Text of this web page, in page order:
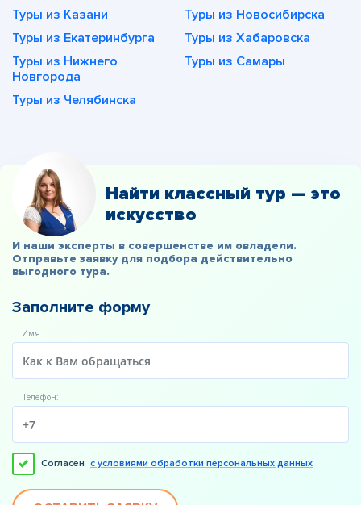
Туры из Казани
Туры из Новосибирска
Туры из Екатеринбурга
Туры из Хабаровска
Туры из Нижнего
Новгорода
Туры из Самары
Туры из Челябинска
Найти классный тур — это
искусство
И наши эксперты в совершенстве им овладели.
Отправьте заявку для подбора действительно
выгодного тура.
Заполните форму
Имя:
Телефон:
Согласен с условиями обработки персональных данных